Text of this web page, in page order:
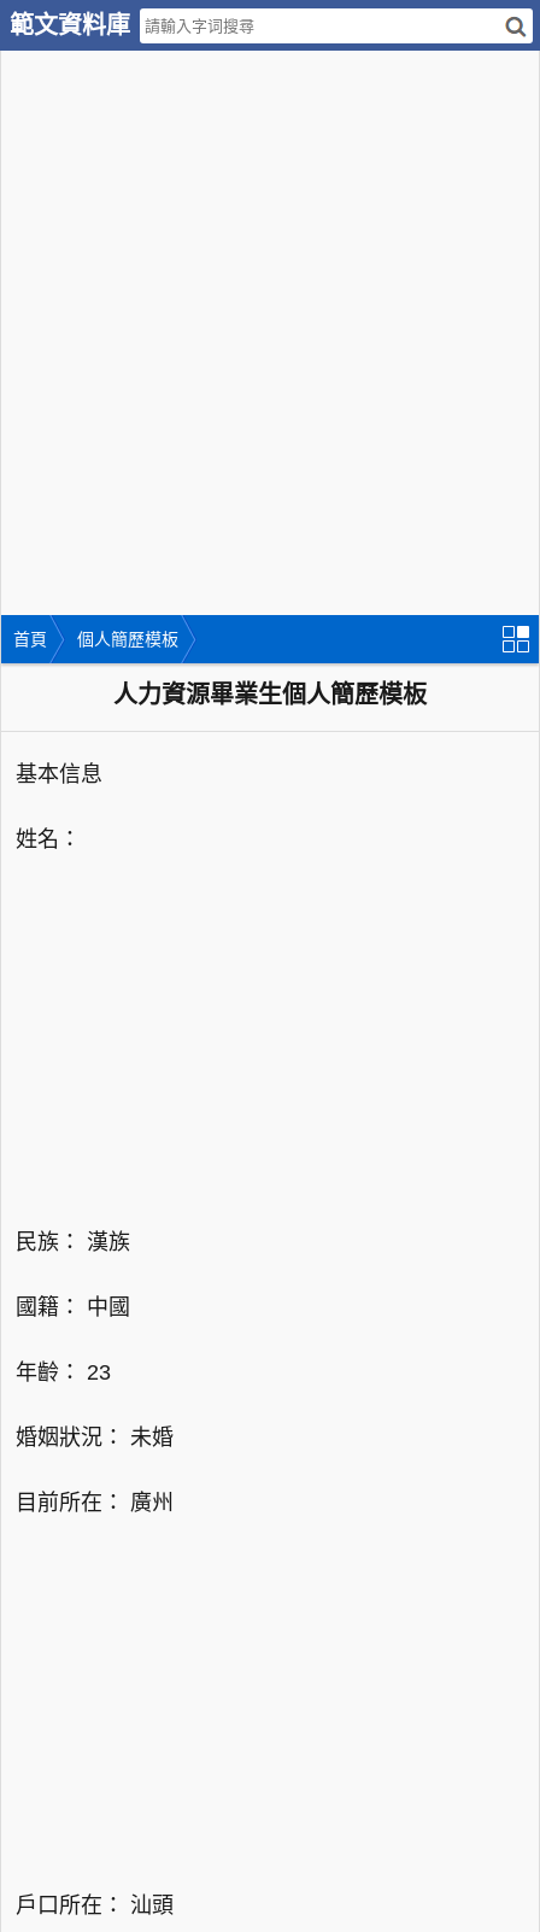
範文資料庫
首頁 個人簡歷模板
人力資源畢業生個人簡歷模板
基本信息
姓名：
民族： 漢族
國籍： 中國
年齡： 23
婚姻狀況： 未婚
目前所在： 廣州
戶口所在： 汕頭